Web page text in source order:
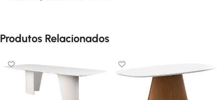
Produtos Relacionados